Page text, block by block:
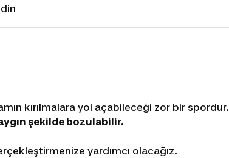
kırılmalara yol açabileceği zor bir spordur.
şekilde bozulabilir.
yardımcı olacağız.